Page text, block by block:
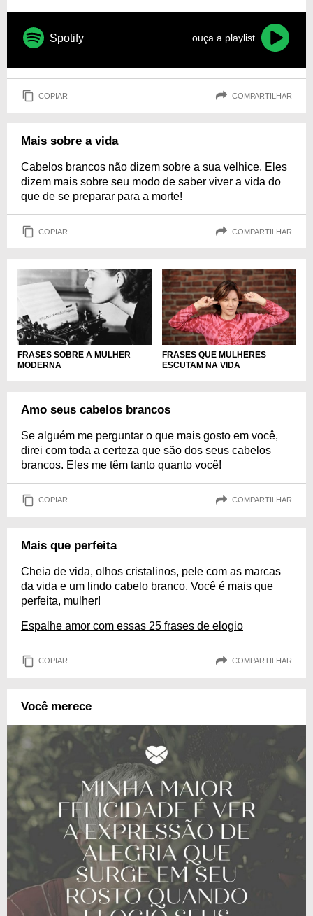
Spotify ouça a playlist
COPIAR COMPARTILHAR
Mais sobre a vida
Cabelos brancos não dizem sobre a sua velhice. Eles
dizem mais sobre seu modo de saber viver a vida do
que de se preparar para a morte!
COPIAR COMPARTILHAR
FRASES SOBRE A MULHER
MODERNA
FRASES QUE MULHERES
ESCUTAM NA VIDA
Amo seus cabelos brancos
Se alguém me perguntar o que mais gosto em você,
direi com toda a certeza que são dos seus cabelos
brancos. Eles me têm tanto quanto você!
COPIAR COMPARTILHAR
Mais que perfeita
Cheia de vida, olhos cristalinos, pele com as marcas
da vida e um lindo cabelo branco. Você é mais que
perfeita, mulher!
Espalhe amor com essas 25 frases de elogio
COPIAR COMPARTILHAR
Você merece